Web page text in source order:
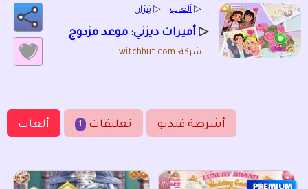
▷ ألعاب ▷ قِرَان
▷ أميرات ديزني: موعد مزدوج
شركة: witchhut.com
ألعاب 1 تعليقات أشرطة فيديو